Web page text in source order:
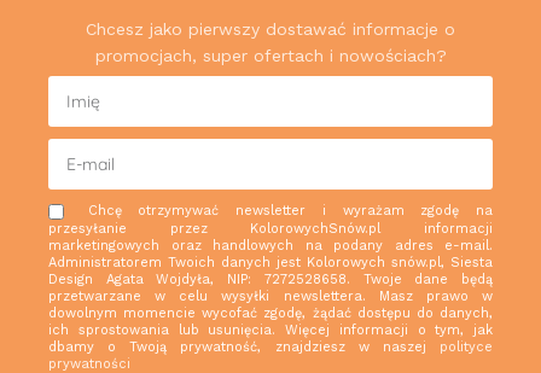
Chcesz jako pierwszy dostawać informacje o
promocjach, super ofertach i nowościach?
Chcę otrzymywać newsletter i wyrażam zgodę na
przesyłanie przez KolorowychSnów.pl informacji
marketingowych oraz handlowych na podany adres e-mail.
Administratorem Twoich danych jest Kolorowych snów.pl, Siesta
Design Agata Wojdyła, NIP: 7272528658. Twoje dane będą
przetwarzane w celu wysyłki newslettera. Masz prawo w
dowolnym momencie wycofać zgodę, żądać dostępu do danych,
ich sprostowania lub usunięcia. Więcej informacji o tym, jak
dbamy o Twoją prywatność, znajdziesz w naszej polityce
prywatności